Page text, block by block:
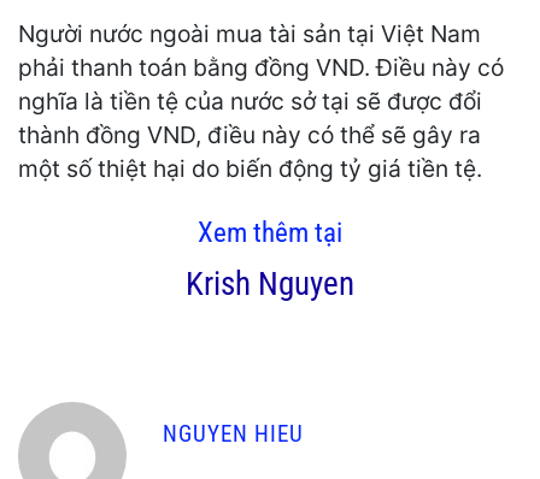
Người nước ngoài mua tài sản tại Việt Nam
phải thanh toán bằng đồng VND. Điều này có
nghĩa là tiền tệ của nước sở tại sẽ được đổi
thành đồng VND, điều này có thể sẽ gây ra
một số thiệt hại do biến động tỷ giá tiền tệ.
Xem thêm tại
Krish Nguyen
NGUYEN HIEU